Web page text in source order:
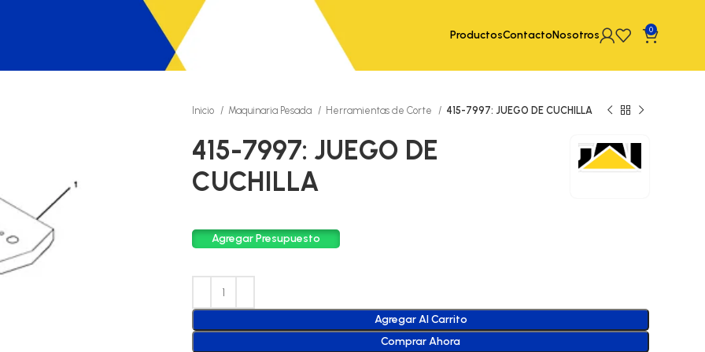
ProductosContactoNosotros 0
Inicio Maquinaria Pesada Herramientas de Corte 415-7997: JUEGO DE CUCHILLA
415-7997: JUEGO DE
CUCHILLA
Agregar Presupuesto
Agregar Al Carrito
Comprar Ahora